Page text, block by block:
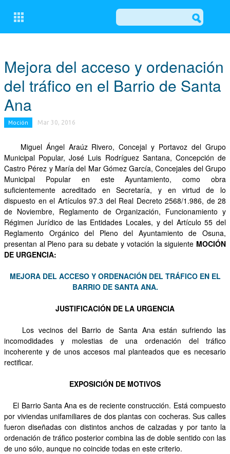
CONÓCENOS
COMITÉ EJECUTIVO LOCAL DEL PP DE OSUNA
GRUPO MUNICIPAL POPULAR
ACTUALIDAD
NOTICIAS
EL BALCÓN
MOCIONES
ESCRITOS
OTRAS INICIATIVAS
Mejora del acceso y ordenación
del tráfico en el Barrio de Santa
Ana
Moción Mar 30, 2016
Miguel Ángel Araúz Rivero, Concejal y Portavoz del Grupo
Municipal Popular, José Luis Rodríguez Santana, Concepción de
Castro Pérez y María del Mar Gómez García, Concejales del Grupo
Municipal Popular en este Ayuntamiento, como obra
suficientemente acreditado en Secretaría, y en virtud de lo
dispuesto en el Artículos 97.3 del Real Decreto 2568/1.986, de 28
de Noviembre, Reglamento de Organización, Funcionamiento y
Régimen Jurídico de las Entidades Locales, y del Artículo 55 del
Reglamento Orgánico del Pleno del Ayuntamiento de Osuna,
presentan al Pleno para su debate y votación la siguiente MOCIÓN
DE URGENCIA:
MEJORA DEL ACCESO Y ORDENACIÓN DEL TRÁFICO EN EL
BARRIO DE SANTA ANA.
JUSTIFICACIÓN DE LA URGENCIA
Los vecinos del Barrio de Santa Ana están sufriendo las
incomodidades y molestias de una ordenación del tráfico
incoherente y de unos accesos mal planteados que es necesario
rectificar.
EXPOSICIÓN DE MOTIVOS
El Barrio Santa Ana es de reciente construcción. Está compuesto
por viviendas unifamiliares de dos plantas con cocheras. Sus calles
fueron diseñadas con distintos anchos de calzadas y por tanto la
ordenación de tráfico posterior combina las de doble sentido con las
de uno sólo, aunque no coincide todas en este criterio.